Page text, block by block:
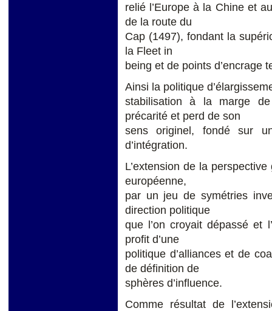
relié l’Europe à la Chine et
de la route du
Cap (1497), fondant la
la Fleet in
being et de points d’encrage
Ainsi la politique
stabilisation à la marge
précarité et perd de son
sens originel, fondé sur
d’intégration.
L’extension de la
européenne,
par un jeu de symétries
direction politique
que l’on croyait dépassé et
profit d’une
politique d’alliances et de
de définition de
sphères d’influence.
Comme résultat de